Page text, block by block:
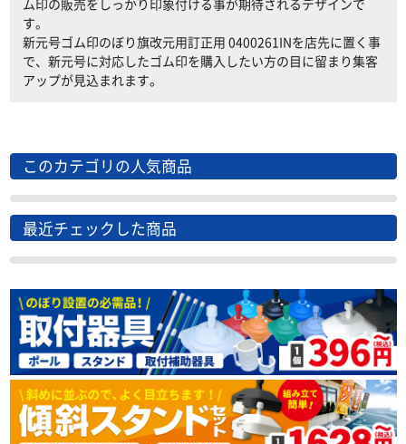
す。
新元号ゴム印のぼり旗改元用訂正用 0400261INを店先に置く事
で、新元号に対応したゴム印を購入したい方の目に留まり集客
アップが見込まれます。
このカテゴリの人気商品
最近チェックした商品